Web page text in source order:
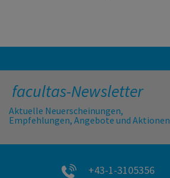
facultas-Newsletter
Aktuelle Neuerscheinungen,
Empfehlungen, Angebote und Aktionen
+43-1-3105356